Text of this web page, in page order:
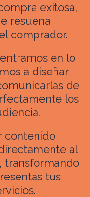
exitosa,
resuena
comprador.
en lo
a diseñar
de
los
contenido
al
transformando
tus